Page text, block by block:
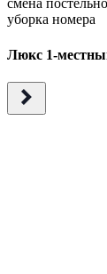
смена
уборка номера
Люкс 1-